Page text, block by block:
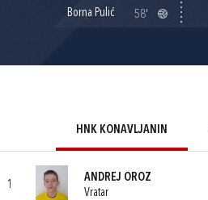
Borna Pulić
58'
HNK KONAVLJANIN
1
ANDREJ OROZ
Vratar